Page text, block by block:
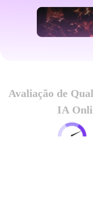
Avaliação de
IA